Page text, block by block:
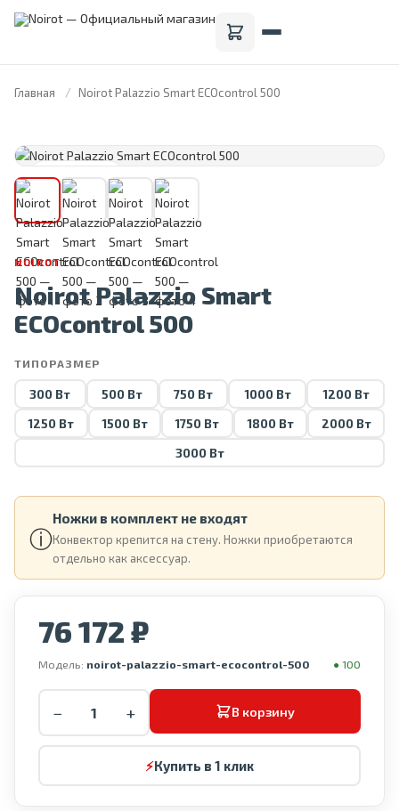
Главная Noirot Palazzio Smart ECOcontrol 500
FRANCE · 1946
NOIROT
Noirot Palazzio Smart
ECOcontrol 500
ТИПОРАЗМЕР
300 Вт 500 Вт 750 Вт 1000 Вт
1200 Вт
1250 Вт
1500 Вт 1750 Вт 1800 Вт
2000 Вт
3000 Вт
ⓘ
Ножки в комплект не входят
Конвектор крепится на стену. Ножки приобретаются
отдельно как аксессуар.
76 172 ₽
Модель: noirot-palazzio-smart-ecocontrol-500 ● 100
− + В корзину
⚡Купить в 1 клик